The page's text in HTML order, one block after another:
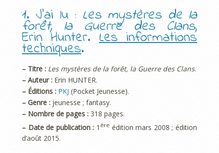
1. J’ai lu : Les mystères de la
forêt, la Guerre des Clans,
Erin Hunter.Les informations
techniques.
– Titre : Les mystères de la forêt, la Guerre des Clans.
– Auteur : Erin HUNTER.
– Éditions : PKJ (Pocket Jeunesse).
– Genre : jeunesse ; fantasy.
– Nombre de pages : 318 pages.
– Date de publication : 1 ère édition mars 2008 ; édition
d’août 2015.